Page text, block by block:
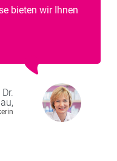
bieten wir Ihnen
Dr.